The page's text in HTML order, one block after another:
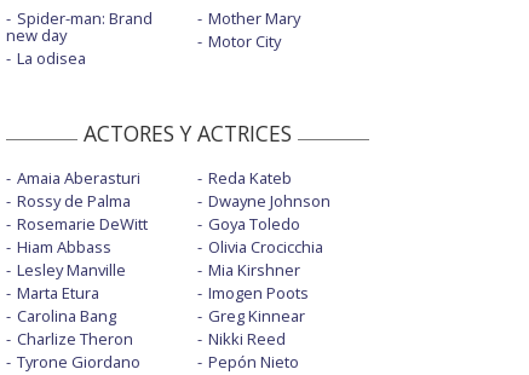
Spider-man: Brand
new day
La odisea
Mother Mary
Motor City
ACTORES Y ACTRICES
Amaia Aberasturi
Rossy de Palma
Rosemarie DeWitt
Hiam Abbass
Lesley Manville
Marta Etura
Carolina Bang
Charlize Theron
Tyrone Giordano
Reda Kateb
Dwayne Johnson
Goya Toledo
Olivia Crocicchia
Mia Kirshner
Imogen Poots
Greg Kinnear
Nikki Reed
Pepón Nieto